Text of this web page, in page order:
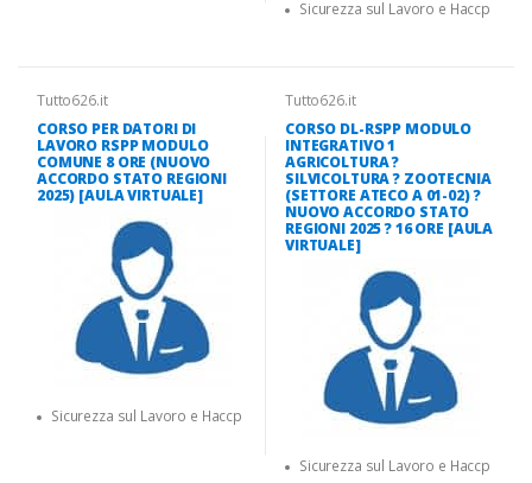
Sicurezza sul Lavoro e Haccp
Tutto626.it
CORSO PER DATORI DI
LAVORO RSPP MODULO
COMUNE 8 ORE (NUOVO
ACCORDO STATO REGIONI
2025) [AULA VIRTUALE]
Sicurezza sul Lavoro e Haccp
Tutto626.it
CORSO DL-RSPP MODULO
INTEGRATIVO 1
AGRICOLTURA ?
SILVICOLTURA ? ZOOTECNIA
(SETTORE ATECO A 01-02) ?
NUOVO ACCORDO STATO
REGIONI 2025 ? 16 ORE [AULA
VIRTUALE]
Sicurezza sul Lavoro e Haccp